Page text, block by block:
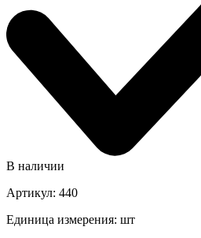
В наличии
Артикул: 440
Единица измерения: шт